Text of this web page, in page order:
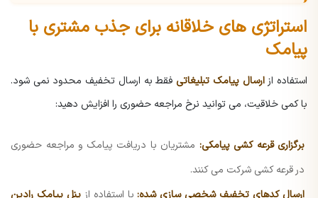
استراتژی های خلاقانه برای جذب مشتری با
پیامک
استفاده ازارسال پیامک تبلیغاتیفقط به ارسال تخفیف محدود نمی شود.
با کمی خلاقیت، می توانید نرخ مراجعه حضوری را افزایش دهید:
برگزاری قرعه کشی پیامکی: مشتریان با دریافت پیامک و مراجعه حضوری
در قرعه کشی شرکت می کنند.
ارسال کدهای تخفیف شخصی سازی شده:با استفاده ازپنل پیامک رادین